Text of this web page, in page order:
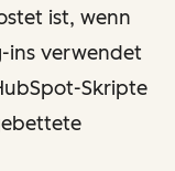
ist, wenn
ins verwendet
Skripte